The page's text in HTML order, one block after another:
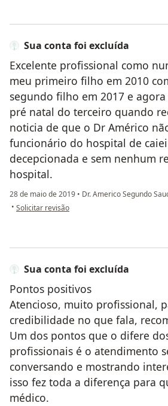
Sua conta foi excluída
Excelente profissional como
meu primeiro filho em 2010
segundo filho em 2017 e
pré natal do terceiro quando
noticia de que o Dr Américo
funcionário do hospital de
decepcionada e sem nenhum
hospital.
28 de maio de 2019 • Dr. Americo Segundo
• na opinião do utilizador Sua conta foi excluída
Solicitar revisão
Sua conta foi excluída
Pontos positivos
Atencioso, muito profissional,
credibilidade no que fala,
Um dos pontos que o difere
profissionais é o atendimento
conversando e mostrando
isso fez toda a diferença para
médico.